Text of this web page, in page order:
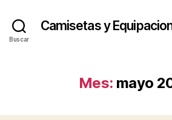
Buscar
Camisetas y
Mes: mayo